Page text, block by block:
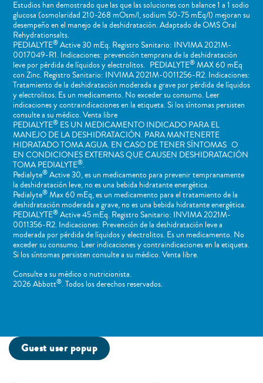
Estudios han demostrado que las que las soluciones con balance 1 a 1 sodio
glucosa (osmolaridad 210-268 mOsm/l, sodium 50-75 mEq/l) mejoran su
desempeño en el manejo de la deshidratación. Adaptado de OMS Oral
Rehydrationsalts.
PEDIALYTE®Active 30 mEq. Registro Sanitario: INVIMA 2021M-
0017049-R1. Indicaciones: prevención temprana de la deshidratación
leve por pérdida de líquidos y electrolitos. PEDIALYTE®MAX 60 mEq
con Zinc. Registro Sanitario: INVIMA 2021M-0011256-R2. Indicaciones:
Tratamiento de la deshidratación moderada a grave por pérdida de líquidos
y electrolitos. Es un medicamento. No exceder su consumo. Leer
indicaciones y contraindicaciones en la etiqueta. Si los síntomas persisten
consulte a su médico. Venta libre
PEDIALYTE®ES UN MEDICAMENTO INDICADO PARA EL
MANEJO DE LA DESHIDRATACIÓN. PARA MANTENERTE
HIDRATADO TOMA AGUA. EN CASO DE TENER SÍNTOMAS O
EN CONDICIONES EXTERNAS QUE CAUSEN DESHIDRATACIÓN
TOMA PEDIALYTE®.
Pedialyte®Active 30, es un medicamento para prevenir tempranamente
la deshidratación leve, no es una bebida hidratante energética.
Pedialyte®Max 60 mEq, es un medicamento para el tratamiento de la
deshidratación moderada a grave, no es una bebida hidratante energética.
PEDIALYTE®Active 45 mEq. Registro Sanitario: INVIMA 2021M-
0011356-R2. Indicaciones: Prevención de la deshidratación leve a
moderada por pérdida de líquidos y electrolitos. Es un medicamento. No
exceder su consumo. Leer indicaciones y contraindicaciones en la etiqueta.
Si los síntomas persisten consulte a su médico. Venta libre.
Consulte a su médico o nutricionista.
2026 Abbott®. Todos los derechos reservados.
Guest user popup